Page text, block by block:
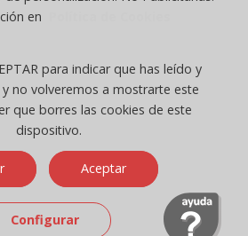
©gruposelfpaper.org están gestionadas, y
de Valencia ( España ) CEE:
Folio 1, Sección 8, Hoja V-85203.
5.0 (linux; android 14; pixel 8)
like gecko) chrome/131.0.0.0 mobile
Chrome
en
para indicar que has leído y
no volveremos a mostrarte este
que borres las cookies de este
dispositivo.
Aceptar
Configurar